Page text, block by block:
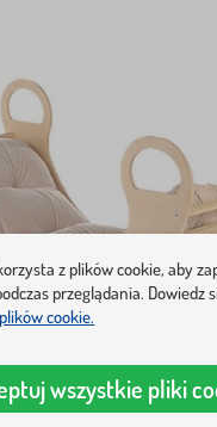
z plików cookie, aby
przeglądania. Dowiedz
cookie.
wszystkie pliki